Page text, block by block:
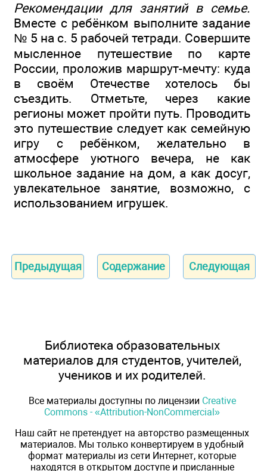
Рекомендации для занятий в семье.
Вместе с ребёнком выполните задание
№ 5 на с. 5 рабочей тетради. Совершите
мысленное путешествие по карте
России, проложив маршрут-мечту: куда
в своём Отечестве хотелось бы
съездить. Отметьте, через какие
регионы может пройти путь. Проводить
это путешествие следует как семейную
игру с ребёнком, желательно в
атмосфере уютного вечера, не как
школьное задание на дом, а как досуг,
увлекательное занятие, возможно, с
использованием игрушек.
Предыдущая Содержание Следующая
Библиотека образовательных
материалов для студентов, учителей,
учеников и их родителей.
Все материалы доступны по лицензии Creative
Commons - «Attribution-NonCommercial»
Наш сайт не претендует на авторство размещенных
материалов. Мы только конвертируем в удобный
формат материалы из сети Интернет, которые
находятся в открытом доступе и присланные